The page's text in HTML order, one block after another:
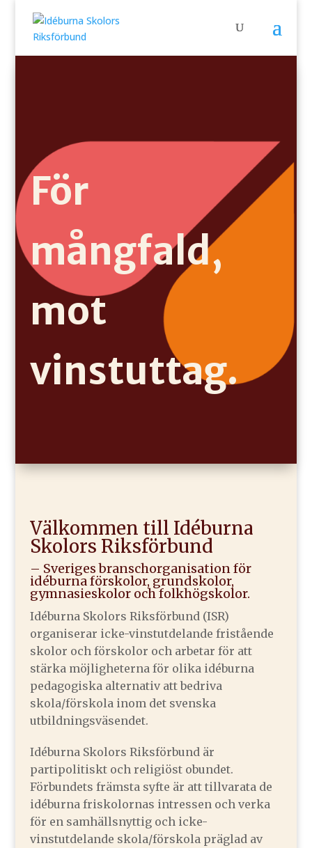
För
mångfald,
mot
vinstuttag.
Välkommen till Idéburna
Skolors Riksförbund
– Sveriges branschorganisation för
idéburna förskolor, grundskolor,
gymnasieskolor och folkhögskolor.
Idéburna Skolors Riksförbund (ISR)
organiserar icke-vinstutdelande fristående
skolor och förskolor och arbetar för att
stärka möjligheterna för olika idéburna
pedagogiska alternativ att bedriva
skola/förskola inom det svenska
utbildningsväsendet.
Idéburna Skolors Riksförbund är
partipolitiskt och religiöst obundet.
Förbundets främsta syfte är att tillvarata de
idéburna friskolornas intressen och verka
för en samhällsnyttig och icke-
vinstutdelande skola/förskola präglad av